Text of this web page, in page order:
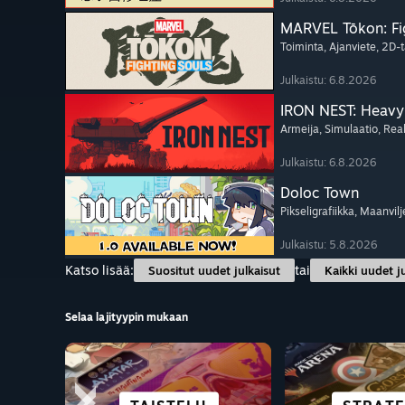
MARVEL Tōkon:
Toiminta, Ajanviete, 2D-
Julkaistu: 6.8.2026
IRON NEST:
Armeija, Simulaatio,
Julkaistu: 6.8.2026
Doloc Town
Pikseligrafiikka,
Julkaistu: 5.8.2026
Katso lisää: Suositut uudet julkaisut tai Kaikki uudet
Selaa lajityypin mukaan
SCIFI